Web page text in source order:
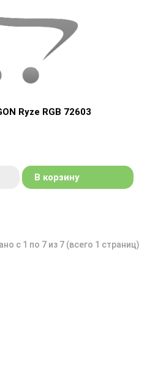
Ryze RGB 72603
В корзину
Ryze RGB 72603
В корзину
с 1 по 7 из 7 (всего 1 страниц)